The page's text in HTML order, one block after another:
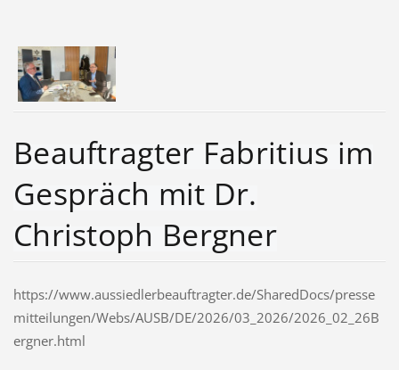
Beauftragter Fabritius im
Gespräch mit Dr.
Christoph Bergner
https://www.aussiedlerbeauftragter.de/SharedDocs/presse
mitteilungen/Webs/AUSB/DE/2026/03_2026/2026_02_26B
ergner.html